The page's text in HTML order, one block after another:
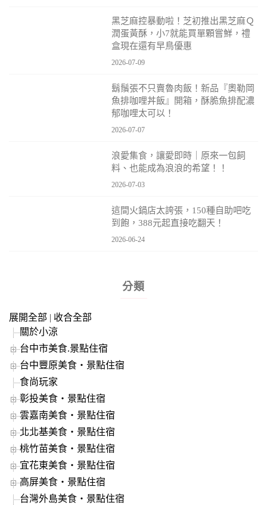
黑芝麻控暴動啦！芝初推出黑芝麻Ｑ
潤蛋黃酥，小7就能買單顆嘗鮮，禮
盒現在還有早鳥優惠
2026-07-09
鬍鬚張不只賣魯肉飯！新品『奧勒岡
魚排咖哩丼飯』開箱，酥脆魚排配濃
郁咖哩太可以！
2026-07-07
浪愛集食，讓愛即時｜原來一包飼
料、也能成為浪浪的希望！！
2026-07-03
這間火鍋店太誇張，150種自助吧吃
到飽，388元起直接吃翻天！
2026-06-24
分類
展開全部 | 收合全部
關於小涼
台中市美食.景點住宿
台中豐原美食‧景點住宿
食尚玩家
彰投美食‧景點住宿
雲嘉南美食‧景點住宿
北北基美食‧景點住宿
桃竹苗美食‧景點住宿
宜花東美食‧景點住宿
高屏美食‧景點住宿
台灣外島美食‧景點住宿